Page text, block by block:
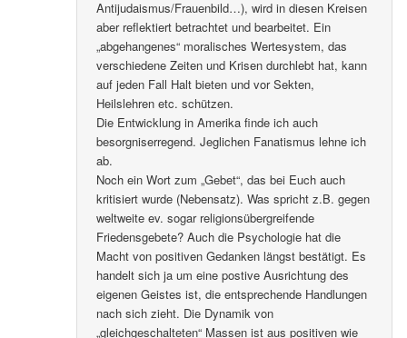
Antijudaismus/Frauenbild…), wird in diesen Kreisen
aber reflektiert betrachtet und bearbeitet. Ein
„abgehangenes“ moralisches Wertesystem, das
verschiedene Zeiten und Krisen durchlebt hat, kann
auf jeden Fall Halt bieten und vor Sekten,
Heilslehren etc. schützen.
Die Entwicklung in Amerika finde ich auch
besorgniserregend. Jeglichen Fanatismus lehne ich
ab.
Noch ein Wort zum „Gebet“, das bei Euch auch
kritisiert wurde (Nebensatz). Was spricht z.B. gegen
weltweite ev. sogar religionsübergreifende
Friedensgebete? Auch die Psychologie hat die
Macht von positiven Gedanken längst bestätigt. Es
handelt sich ja um eine postive Ausrichtung des
eigenen Geistes ist, die entsprechende Handlungen
nach sich zieht. Die Dynamik von
„gleichgeschalteten“ Massen ist aus positiven wie